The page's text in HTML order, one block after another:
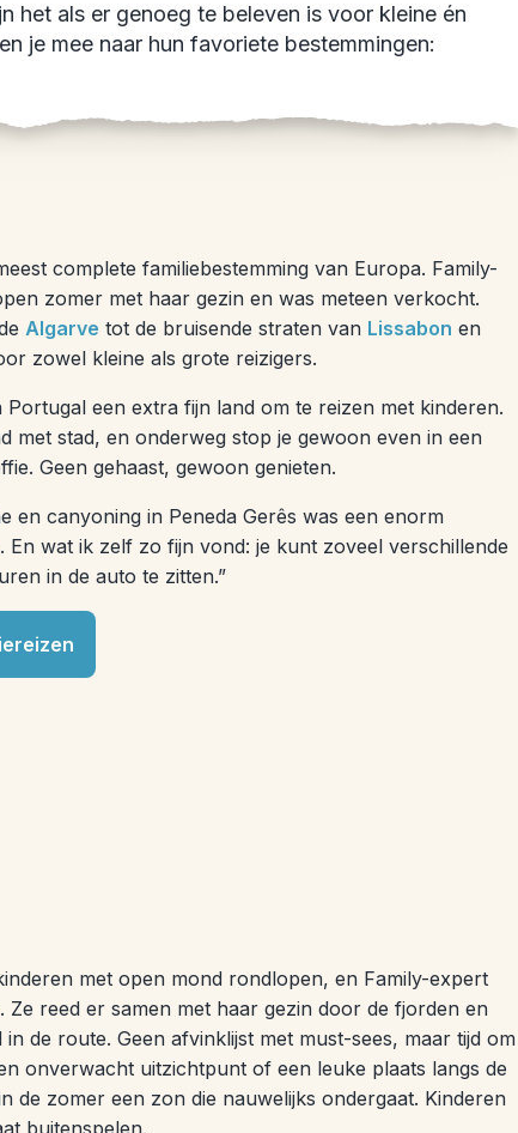
het als er genoeg te beleven is voor kleine én
je mee naar hun favoriete bestemmingen:
complete familiebestemming van Europa. Family-
zomer met haar gezin en was meteen verkocht.
Algarve tot de bruisende straten van Lissabon en
zowel kleine als grote reizigers.
een extra fijn land om te reizen met kinderen.
met stad, en onderweg stop je gewoon even in een
Geen gehaast, gewoon genieten.
en canyoning in Peneda Gerês was een enorm
En wat ik zelf zo fijn vond: je kunt zoveel verschillende
in de auto te zitten.”
met open mond rondlopen, en Family-expert
Ze reed er samen met haar gezin door de fjorden en
de route. Geen afvinklijst met must-sees, maar tijd om
onverwacht uitzichtpunt of een leuke plaats langs de
de zomer een zon die nauwelijks ondergaat. Kinderen
buitenspelen.